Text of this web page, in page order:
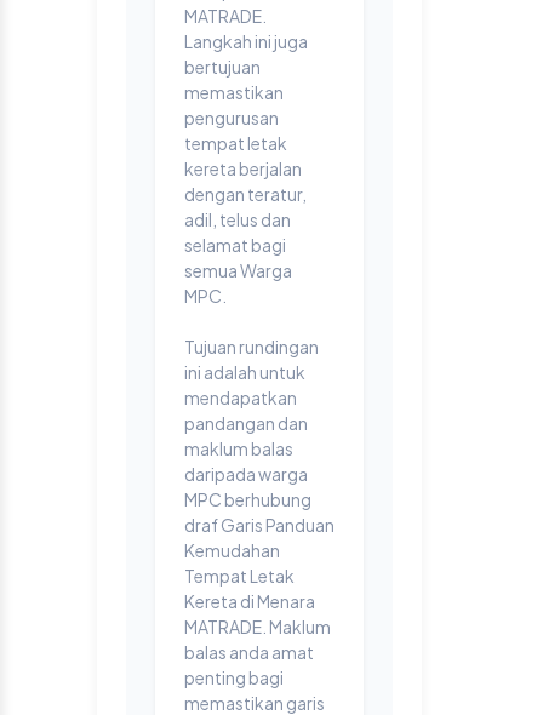
MATRADE.
Langkah ini juga
bertujuan
memastikan
pengurusan
tempat letak
kereta berjalan
dengan teratur,
adil, telus dan
selamat bagi
semua Warga
MPC.
Tujuan rundingan
ini adalah untuk
mendapatkan
pandangan dan
maklum balas
daripada warga
MPC berhubung
draf Garis Panduan
Kemudahan
Tempat Letak
Kereta di Menara
MATRADE. Maklum
balas anda amat
penting bagi
memastikan garis